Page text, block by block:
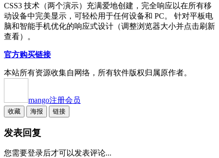
CSS3 技术（两个演示）充满爱地创建，完全响应以在所有移
动设备中完美显示，可轻松用于任何设备和 PC。 针对平板电
脑和智能手机优化的响应式设计（调整浏览器大小并点击刷新
查看）。
官方购买链接
本站所有资源收集自网络，所有软件版权归属原作者。
mango注册会员
收藏 海报 链接
发表回复
您需要登录后才可以发表评论...